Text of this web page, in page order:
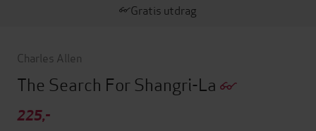
Gratis utdrag
Charles Allen
The Search For Shangri-La
225,-